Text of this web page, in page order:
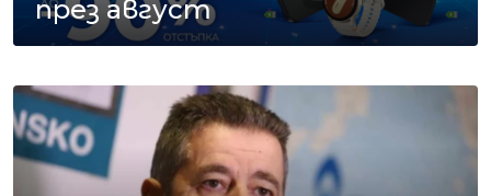
през август